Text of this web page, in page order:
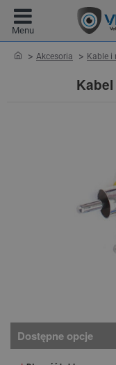
homeAkcesoria Kable i
Dostępne opcje